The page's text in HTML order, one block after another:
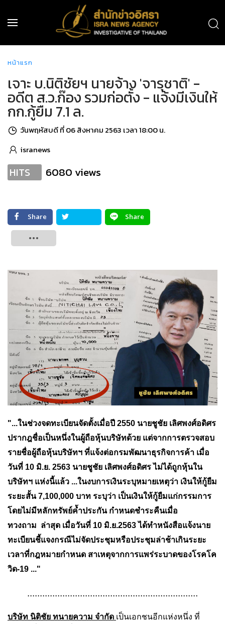
หน้าแรก
เจาะ บ.นิติชัยฯ นายจ้าง 'จารุชาติ' -
อดีต ส.ว.ก๊อง รวมก่อตั้ง - แจ้งมีเงินให้
กก.กู้ยืม 7.1 ล.
วันพฤหัสบดี ที่ 06 สิงหาคม 2563 เวลา 18:00 น.
isranews
HITS 6080 views
Share
Share
"...ในช่วงจดทะเบียนจัดตั้งเมื่อปี 2550 นายชูชัย เลิศพงศ์อดิศร
ปรากฎชื่อเป็นหนึ่งในผู้ถือหุ้นบริษัทด้วย แต่จากการตรวจสอบ
รายชื่อผู้ถือหุ้นบริษัทฯ ที่แจ้งต่อกรมพัฒนาธุรกิจการค้า เมื่อ
วันที่ 10 มิ.ย. 2563 นายชูชัย เลิศพงศ์อดิศร ไม่ได้ถูกหุ้นใน
บริษัทฯ แห่งนี้แล้ว ...ในงบการเงินระบุหมายเหตุว่า เงินให้กู้ยืม
ระยะสั้น 7,100,000 บาท ระบุว่า เป็นเงินให้กู้ยืมแก่กรรมการ
โดยไม่มีหลักทรัพย์ค้ำประกัน กำหนดชำระคืนเมื่อ
ทวงถาม ล่าสุด เมื่อวันที่ 10 มิ.ย.2563 ได้ทำหนังสือแจ้งนาย
ทะเบียนชี้แจงกรณีไม่จัดประชุมหรือประชุมล่าช้าเกินระยะ
เวลาที่กฎหมายกำหนด สาเหตุจากการแพร่ระบาดของโรคโค
วิด-19 ..."
....................................................................
บริษัท นิติชัย ทนายความ จำกัด เป็นเอกชนอีกแห่งหนึ่ง ที่